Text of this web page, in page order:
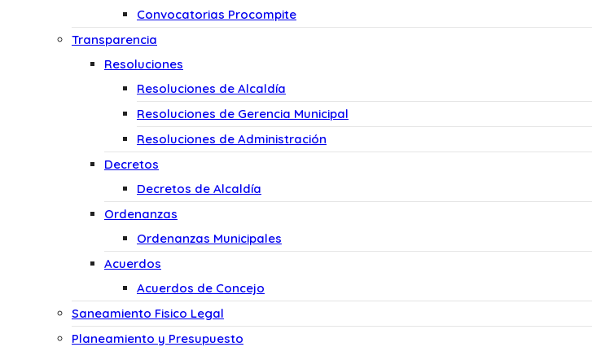
Convocatorias Procompite
Transparencia
Resoluciones
Resoluciones de Alcaldía
Resoluciones de Gerencia Municipal
Resoluciones de Administración
Decretos
Decretos de Alcaldía
Ordenanzas
Ordenanzas Municipales
Acuerdos
Acuerdos de Concejo
Saneamiento Fisico Legal
Planeamiento y Presupuesto